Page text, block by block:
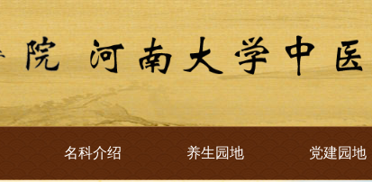
名科介绍 养生园地 党建园地